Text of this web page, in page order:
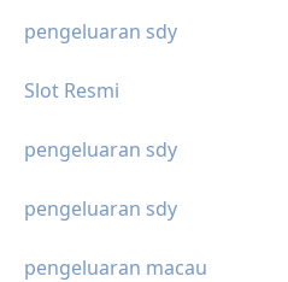
pengeluaran sdy
Slot Resmi
pengeluaran sdy
pengeluaran sdy
pengeluaran macau